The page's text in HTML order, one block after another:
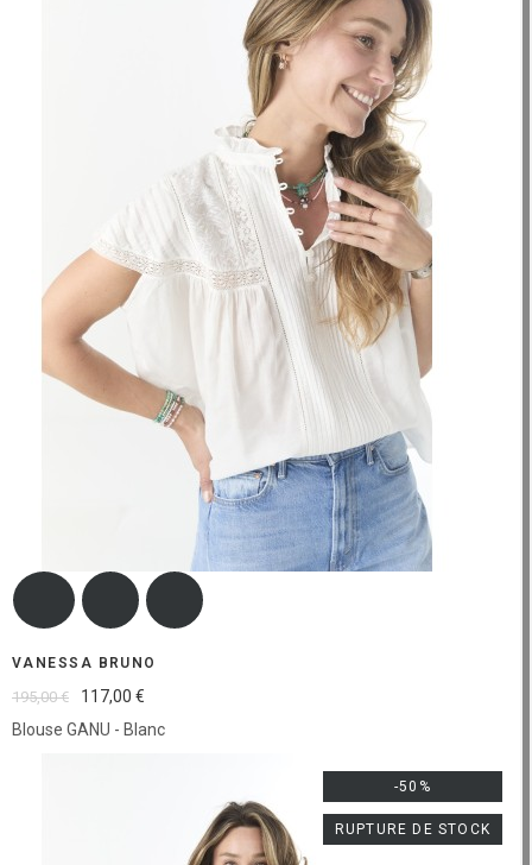
VANESSA BRUNO
Blouse GANU - Blanc
195,00 € 117,00 €
-50%
RUPTURE DE STOCK